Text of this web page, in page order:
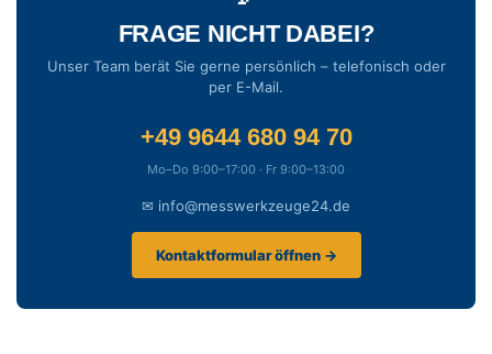
FRAGE NICHT DABEI?
Unser Team berät Sie gerne persönlich – telefonisch oder
per E-Mail.
+49 9644 680 94 70
Mo–Do 9:00–17:00 · Fr 9:00–13:00
✉ info@messwerkzeuge24.de
Kontaktformular öffnen →